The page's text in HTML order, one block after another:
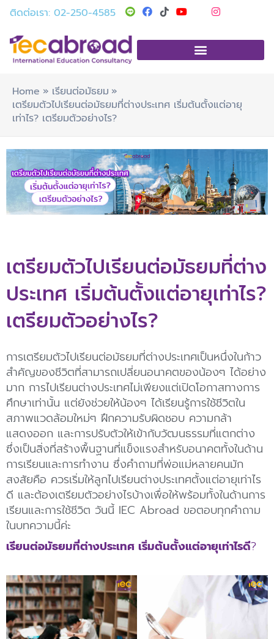
Skip
content
ติดต่อเรา: 02-250-4585 T
i
t
k
Y
o
t
b
I
n
t
g
Home
เรียนต่อมัธยม
เตรียมตัวไปเรียนต่อมัธยมที่ต่างประเทศ เริ่มต้นตั้งแต่อายุ
เท่าไร? เตรียมตัวอย่างไร?
เตรียมตัวไปเรียนต่อมัธยมที่ต่าง
ประเทศ เริ่มต้นตั้งแต่อายุเท่าไร?
เตรียมตัวอย่างไร?
การเตรียมตัวไปเรียนต่อมัธยมที่ต่างประเทศเป็นหนึ่งในก้าว
สำคัญของชีวิตที่สามารถเปลี่ยนอนาคตของน้องๆ ได้อย่าง
มาก การไปเรียนต่างประเทศไม่เพียงแต่เปิดโอกาสทางการ
ศึกษาเท่านั้น แต่ยังช่วยให้น้องๆ ได้เรียนรู้การใช้ชีวิตใน
สภาพแวดล้อมใหม่ๆ ฝึกความรับผิดชอบ ความกล้า
แสดงออก และการปรับตัวให้เข้ากับวัฒนธรรมที่แตกต่าง
ซึ่งเป็นสิ่งที่สร้างพื้นฐานที่แข็งแรงสำหรับอนาคตทั้งในด้าน
การเรียนและการทำงาน ซึ่งคำถามที่พ่อแม่หลายคนมัก
สงสัยคือ ควรเริ่มให้ลูกไปเรียนต่างประเทศตั้งแต่อายุเท่าไร
ดี และต้องเตรียมตัวอย่างไรบ้างเพื่อให้พร้อมทั้งในด้านการ
เรียนและการใช้ชีวิต วันนี้ IEC Abroad ขอตอบทุกคำถาม
ในบทความนี้ค่ะ
เรียนต่อมัธยมที่ต่างประเทศ เริ่มต้นตั้งแต่อายุเท่าไรดี?